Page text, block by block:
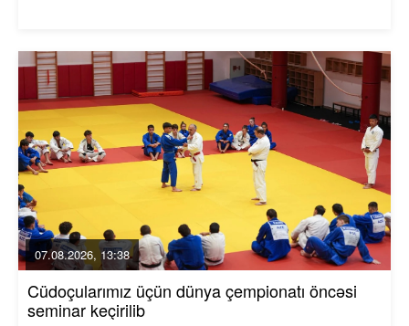
07.08.2026, 13:38
Cüdoçularımız üçün dünya çempionatı öncəsi
seminar keçirilib